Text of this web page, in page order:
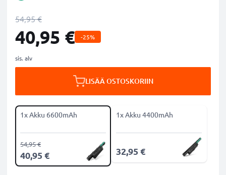
54,95 €
40,95 € -25%
sis. alv
LISÄÄ OSTOSKORIIN
1x Akku 6600mAh
40,95 €
54,95 €
1x Akku 4400mAh
32,95 €